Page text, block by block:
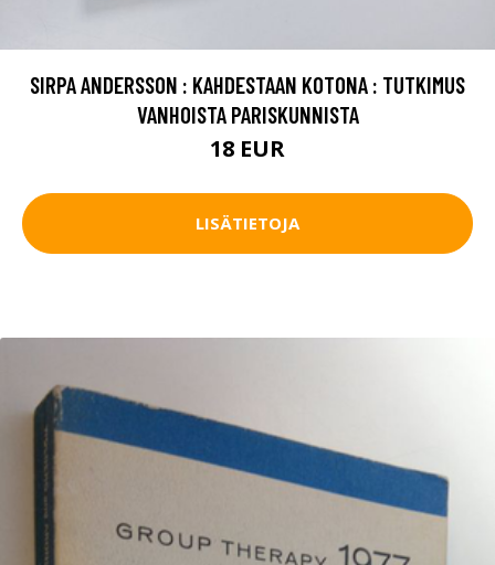
SIRPA ANDERSSON : KAHDESTAAN KOTONA : TUTKIMUS
VANHOISTA PARISKUNNISTA
18 EUR
LISÄTIETOJA